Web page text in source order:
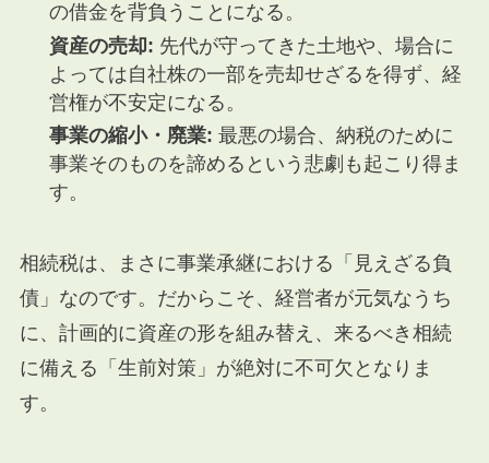
の借金を背負うことになる。
資産の売却: 先代が守ってきた土地や、場合に
よっては自社株の一部を売却せざるを得ず、経
営権が不安定になる。
事業の縮小・廃業: 最悪の場合、納税のために
事業そのものを諦めるという悲劇も起こり得ま
す。
相続税は、まさに事業承継における「見えざる負
債」なのです。だからこそ、経営者が元気なうち
に、計画的に資産の形を組み替え、来るべき相続
に備える「生前対策」が絶対に不可欠となりま
す。